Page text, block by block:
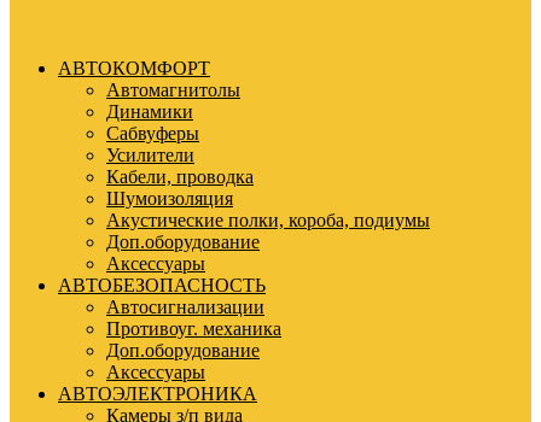
АВТОКОМФОРТ
Автомагнитолы
Динамики
Сабвуферы
Усилители
Кабели, проводка
Шумоизоляция
Акустические полки, короба, подиумы
Доп.оборудование
Аксессуары
АВТОБЕЗОПАСНОСТЬ
Автосигнализации
Противоуг. механика
Доп.оборудование
Аксессуары
АВТОЭЛЕКТРОНИКА
Камеры з/п вида